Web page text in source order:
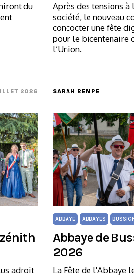
du
2026
Après des tensions à
société, le nouveau
concocter une fête
pour le bicentenaire
l’Union.
SARAH REMPE
adroit
ABBAYE ABBAYES
Abbaye de
2026
La Fête de l'Abbaye